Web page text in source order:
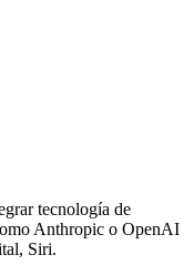
tecnología de
Anthropic o OpenAI
Siri.